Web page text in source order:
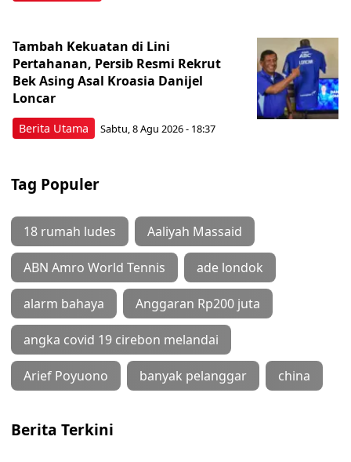
Berita Utama
Tambah Kekuatan di Lini
Pertahanan, Persib Resmi Rekrut
Bek Asing Asal Kroasia Danijel
Loncar
Sabtu, 8 Agu 2026 - 18:37
Tag Populer
18 rumah ludes Aaliyah Massaid
ABN Amro World Tennis ade londok
alarm bahaya Anggaran Rp200 juta
angka covid 19 cirebon melandai
Arief Poyuono banyak pelanggar china
Berita Terkini